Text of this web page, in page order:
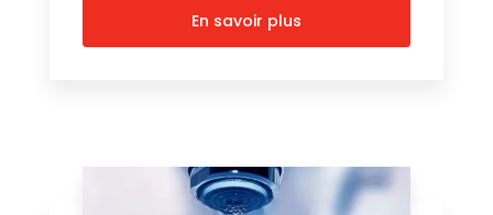
En savoir plus